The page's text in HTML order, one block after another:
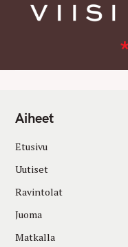
Aiheet
Etusivu
Uutiset
Ravintolat
Juoma
Matkalla